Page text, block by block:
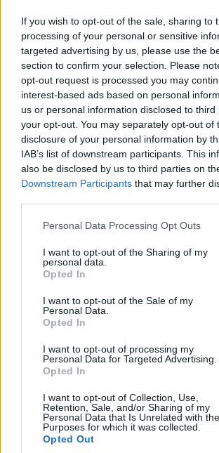
If you wish to opt-out of the sale, sharing to
processing of your personal or sensitive
targeted advertising by us, please use the
section to confirm your selection. Please
opt-out request is processed you may
interest-based ads based on personal
us or personal information disclosed to
your opt-out. You may separately opt-out of
disclosure of your personal information by
IAB’s list of downstream participants. This
also be disclosed by us to third parties on
Downstream Participants that may further
Please note that this website/app uses one
not limited to your visit or usage behaviour.
grant or deny consent to Google and its
use your data for below specified purposes
consent section.
Personal Data Processing Opt Outs
I want to opt-out of the Sharing of my
personal data.
Opted In
I want to opt-out of the Sale of my
Personal Data.
Opted In
I want to opt-out of processing my
Personal Data for Targeted Advertising.
Opted In
I want to opt-out of Collection, Use,
Retention, Sale, and/or Sharing of my
Personal Data that Is Unrelated with the
Purposes for which it was collected.
Opted Out